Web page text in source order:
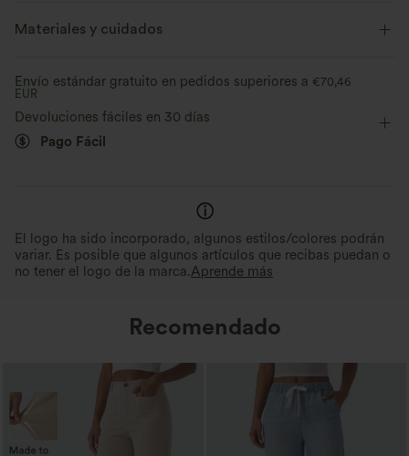
Corte recto Espalda cut-out
Por la cadera
Materiales y cuidados
Envío estándar gratuito en pedidos superiores a €70,46
EUR
Devoluciones fáciles en 30 días
Pago Fácil
El logo ha sido incorporado, algunos estilos/colores podrán
variar. Es posible que algunos artículos que recibas puedan o
no tener el logo de la marca.Aprende más
Recomendado